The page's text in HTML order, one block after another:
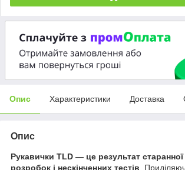
Опис Характеристики Доставка
Опис
Рукавички TLD — це результат
розробок і нескінченних тестів.